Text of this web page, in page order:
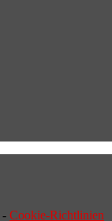
- Cookie-Richtlinien